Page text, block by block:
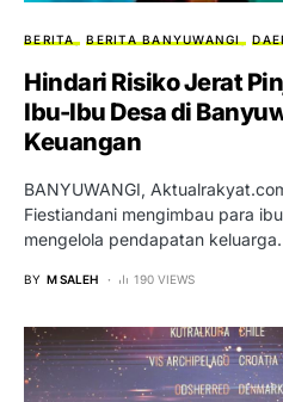
BERITA BERITA BANYUWANGI
Hindari Risiko Jerat
Ibu-Ibu Desa di
Keuangan
BANYUWANGI,
Fiestiandani mengimbau para
mengelola pendapatan
BY M SALEH 190 VIEWS